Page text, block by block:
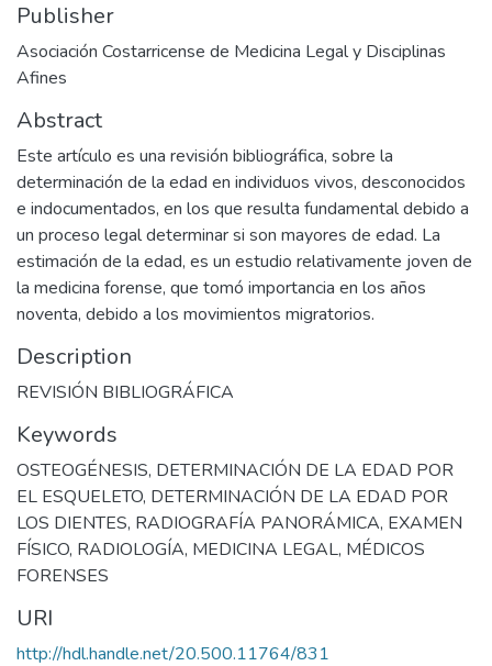
Publisher
Asociación Costarricense de Medicina Legal y Disciplinas
Afines
Abstract
Este artículo es una revisión bibliográfica, sobre la
determinación de la edad en individuos vivos, desconocidos
e indocumentados, en los que resulta fundamental debido a
un proceso legal determinar si son mayores de edad. La
estimación de la edad, es un estudio relativamente joven de
la medicina forense, que tomó importancia en los años
noventa, debido a los movimientos migratorios.
Description
REVISIÓN BIBLIOGRÁFICA
Keywords
OSTEOGÉNESIS, DETERMINACIÓN DE LA EDAD POR
EL ESQUELETO, DETERMINACIÓN DE LA EDAD POR
LOS DIENTES, RADIOGRAFÍA PANORÁMICA, EXAMEN
FÍSICO, RADIOLOGÍA, MEDICINA LEGAL, MÉDICOS
FORENSES
URI
http://hdl.handle.net/20.500.11764/831